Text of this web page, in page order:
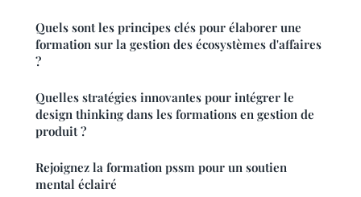
Quels sont les principes clés pour élaborer une
formation sur la gestion des écosystèmes d'affaires
?
Quelles stratégies innovantes pour intégrer le
design thinking dans les formations en gestion de
produit ?
Rejoignez la formation pssm pour un soutien
mental éclairé